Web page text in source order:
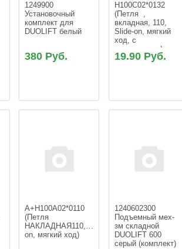
1249900
Установочный
комплект для
DUOLIFT белый
380 Руб.
H100C02*0132
(Петля  ,
вкладная, 110,
Slide-on, мягкий
ход, с
евровинтами)
19.90 Руб.
A+H100A02*0110
(Петля
НАКЛАДНАЯ110,Slide-
on, мягкий ход)
1240602300
Подъемный мех-
зм складной
DUOLIFT 600
серый (комплект)